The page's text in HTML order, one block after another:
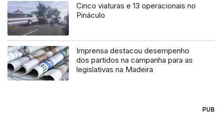
Cinco viaturas e 13 operacionais no
Pináculo
Imprensa destacou desempenho
dos partidos na campanha para as
legislativas na Madeira
PUB